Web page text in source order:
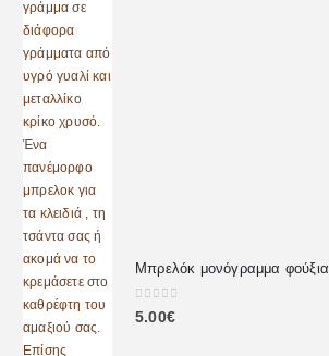
Μπρελόκ μονόγραμμα φούξια
0 out of 5
5.00€